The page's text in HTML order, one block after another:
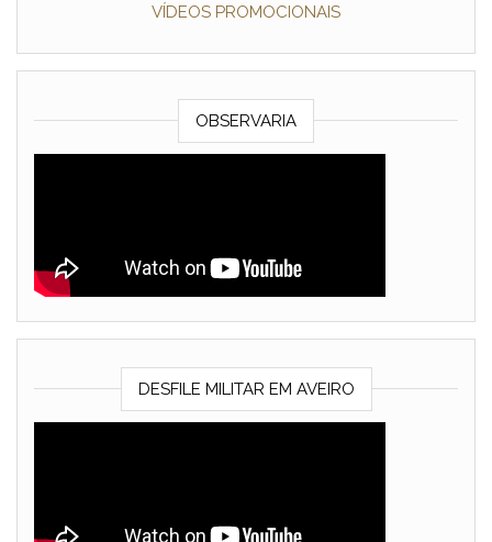
VÍDEOS PROMOCIONAIS
OBSERVARIA
DESFILE MILITAR EM AVEIRO